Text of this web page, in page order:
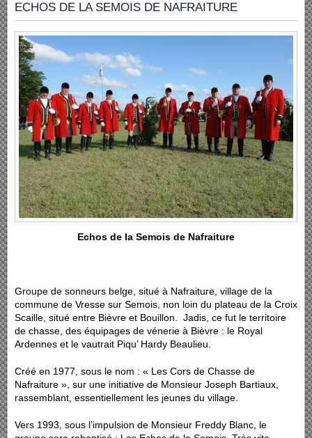
ECHOS DE LA SEMOIS DE NAFRAITURE
Echos de la Semois de Nafraiture
Groupe de sonneurs belge, situé à Nafraiture, village de la
commune de Vresse sur Semois, non loin du plateau de la Croix
Scaille, situé entre Bièvre et Bouillon. Jadis, ce fut le territoire
de chasse, des équipages de vénerie à Bièvre : le Royal
Ardennes et le vautrait Piqu’ Hardy Beaulieu.
Créé en 1977, sous le nom : « Les Cors de Chasse de
Nafraiture », sur une initiative de Monsieur Joseph Bartiaux,
rassemblant, essentiellement les jeunes du village.
Vers 1993, sous l’impulsion de Monsieur Freddy Blanc, le